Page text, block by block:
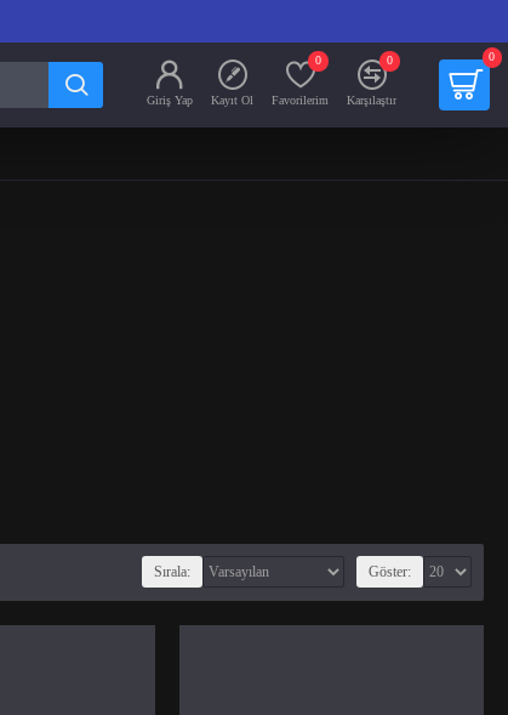
Giriş Yap Kayıt Ol Favorilerim
0
Karşılaştır
0 0
Sırala: Göster: